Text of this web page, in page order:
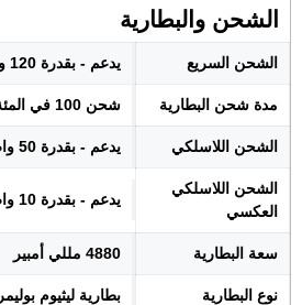
الشحن والبطارية
الشحن السريع يدعم - بقدرة 120 واط
مدة شحن البطارية شحن 100 في المئة في 18 دقيقة
الشحن اللاسلكي يدعم - بقدرة 50 واط
الشحن اللاسلكي
العكسي
يدعم - بقدرة 10 واط
سعة البطارية 4880 مللي أمبير
نوع البطارية بطارية ليثيوم بوليمر